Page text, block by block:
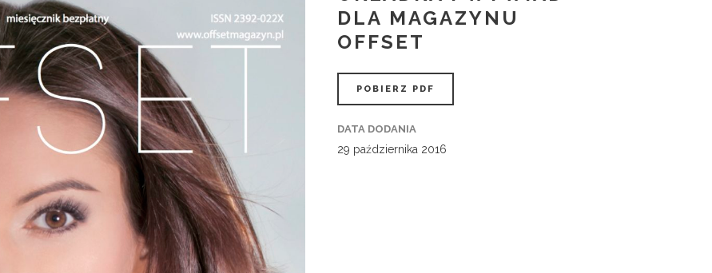
DLA MAGAZYNU
OFFSET
POBIERZ PDF
DATA DODANIA
29 października 2016